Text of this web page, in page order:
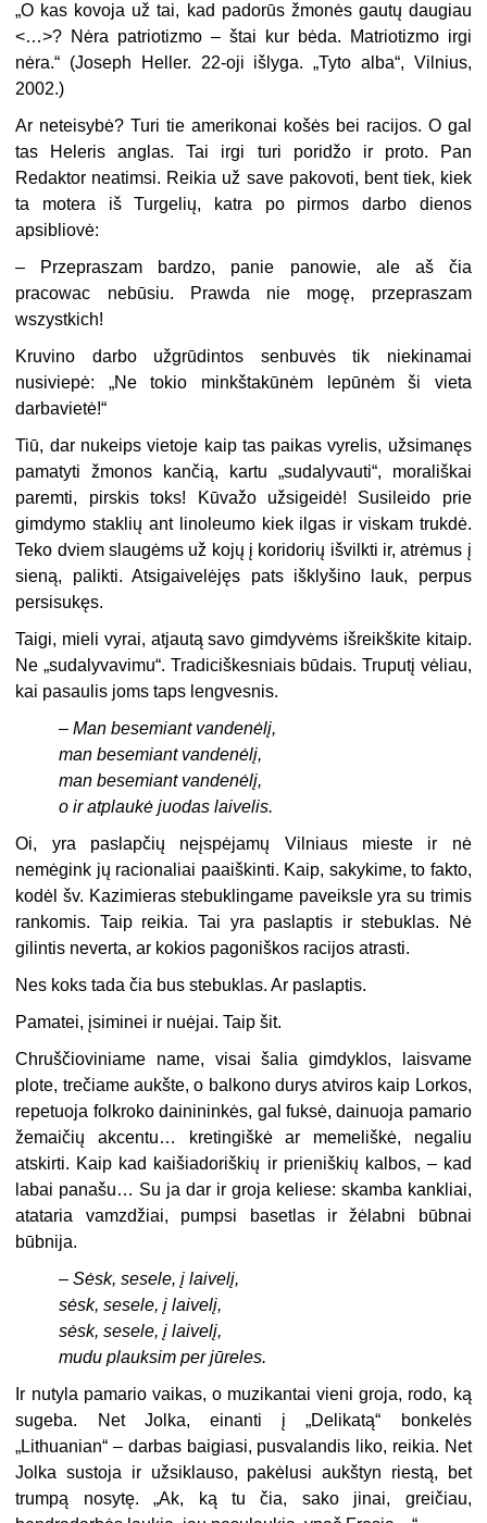
„O kas kovoja už tai, kad padorūs žmonės gautų daugiau
<…>? Nėra patriotizmo – štai kur bėda. Matriotizmo irgi
nėra.“ (Joseph Heller. 22-oji išlyga. „Tyto alba“, Vilnius,
2002.)
Ar neteisybė? Turi tie amerikonai košės bei racijos. O gal
tas Heleris anglas. Tai irgi turi poridžo ir proto. Pan
Redaktor neatimsi. Reikia už save pakovoti, bent tiek, kiek
ta motera iš Turgelių, katra po pirmos darbo dienos
apsibliovė:
– Przepraszam bardzo, panie panowie, ale aš čia
pracowac nebūsiu. Prawda nie mogę, przepraszam
wszystkich!
Kruvino darbo užgrūdintos senbuvės tik niekinamai
nusiviepė: „Ne tokio minkštakūnėm lepūnėm ši vieta
darbavietė!“
Tiū, dar nukeips vietoje kaip tas paikas vyrelis, užsimanęs
pamatyti žmonos kančią, kartu „sudalyvauti“, morališkai
paremti, pirskis toks! Kūvažo užsigeidė! Susileido prie
gimdymo staklių ant linoleumo kiek ilgas ir viskam trukdė.
Teko dviem slaugėms už kojų į koridorių išvilkti ir, atrėmus į
sieną, palikti. Atsigaivelėjęs pats išklyšino lauk, perpus
persisukęs.
Taigi, mieli vyrai, atjautą savo gimdyvėms išreikškite kitaip.
Ne „sudalyvavimu“. Tradiciškesniais būdais. Truputį vėliau,
kai pasaulis joms taps lengvesnis.
–Man besemiant vandenėlį,
man besemiant vandenėlį,
man besemiant vandenėlį,
o ir atplaukė juodas laivelis.
Oi, yra paslapčių neįspėjamų Vilniaus mieste ir nė
nemėgink jų racionaliai paaiškinti. Kaip, sakykime, to fakto,
kodėl šv. Kazimieras stebuklingame paveiksle yra su trimis
rankomis. Taip reikia. Tai yra paslaptis ir stebuklas. Nė
gilintis neverta, ar kokios pagoniškos racijos atrasti.
Nes koks tada čia bus stebuklas. Ar paslaptis.
Pamatei, įsiminei ir nuėjai. Taip šit.
Chruščioviniame name, visai šalia gimdyklos, laisvame
plote, trečiame aukšte, o balkono durys atviros kaip Lorkos,
repetuoja folkroko dainininkės, gal fuksė, dainuoja pamario
žemaičių akcentu… kretingiškė ar memeliškė, negaliu
atskirti. Kaip kad kaišiadoriškių ir prieniškių kalbos, – kad
labai panašu… Su ja dar ir groja keliese: skamba kankliai,
atataria vamzdžiai, pumpsi basetlas ir žėlabni būbnai
būbnija.
–Sėsk, sesele, į laivelį,
sėsk, sesele, į laivelį,
sėsk, sesele, į laivelį,
mudu plauksim per jūreles.
Ir nutyla pamario vaikas, o muzikantai vieni groja, rodo, ką
sugeba. Net Jolka, einanti į „Delikatą“ bonkelės
„Lithuanian“ – darbas baigiasi, pusvalandis liko, reikia. Net
Jolka sustoja ir užsiklauso, pakėlusi aukštyn riestą, bet
trumpą nosytę. „Ak, ką tu čia, sako jinai, greičiau,